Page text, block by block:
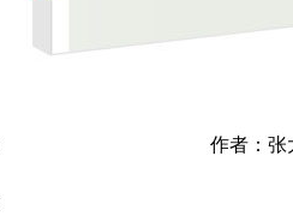
作者：张